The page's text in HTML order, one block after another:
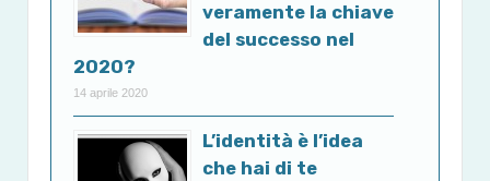
veramente la chiave
del successo nel
2020?
14 aprile 2020
L’identità è l’idea
che hai di te